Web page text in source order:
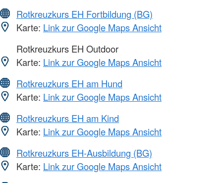
Rotkreuzkurs EH Fortbildung (BG)
Karte: Link zur Google Maps Ansicht
Rotkreuzkurs EH Outdoor
Karte: Link zur Google Maps Ansicht
Rotkreuzkurs EH am Hund
Karte: Link zur Google Maps Ansicht
Rotkreuzkurs EH am Kind
Karte: Link zur Google Maps Ansicht
Rotkreuzkurs EH-Ausbildung (BG)
Karte: Link zur Google Maps Ansicht